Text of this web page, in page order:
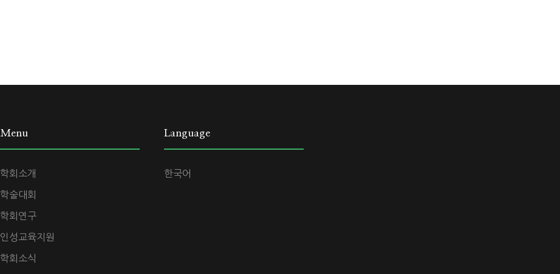
Menu
학회소개
학술대회
학회연구
인성교육지원
학회소식
Language
한국어